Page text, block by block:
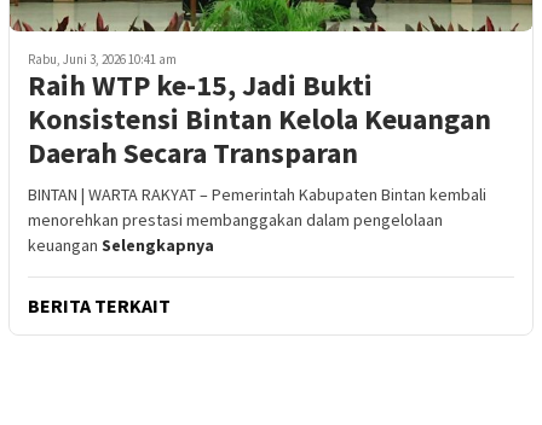
Rabu, Juni 3, 2026 10:41 am
Raih WTP ke-15, Jadi Bukti
Konsistensi Bintan Kelola Keuangan
Daerah Secara Transparan
BINTAN | WARTA RAKYAT – Pemerintah Kabupaten Bintan kembali
menorehkan prestasi membanggakan dalam pengelolaan
keuangan Selengkapnya
BERITA TERKAIT